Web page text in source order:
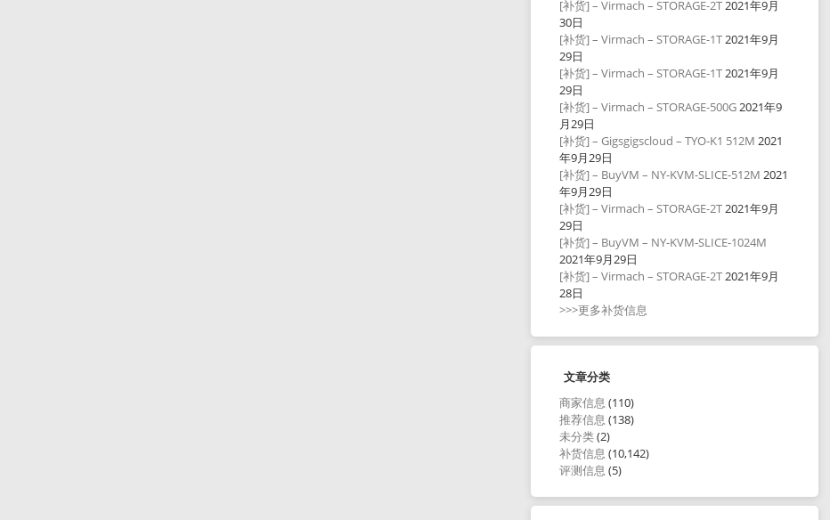
[补货] – Virmach – STORAGE-2T2021年9月
30日
[补货] – Virmach – STORAGE-1T2021年9月
29日
[补货] – Virmach – STORAGE-1T2021年9月
29日
[补货] – Virmach – STORAGE-500G2021年9
月29日
[补货] – Gigsgigscloud – TYO-K1 512M 2021
年9月29日
[补货] – BuyVM – NY-KVM-SLICE-512M 2021
年9月29日
[补货] – Virmach – STORAGE-2T2021年9月
29日
[补货] – BuyVM – NY-KVM-SLICE-1024M
2021年9月29日
[补货] – Virmach – STORAGE-2T2021年9月
28日
>>>更多补货信息
文章分类
商家信息 (110)
推荐信息 (138)
未分类(2)
补货信息 (10,142)
评测信息 (5)